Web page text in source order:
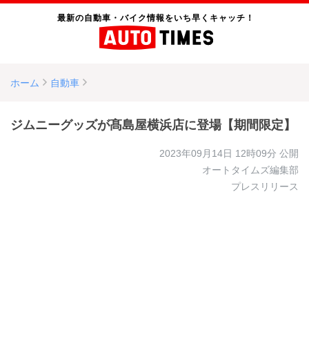
最新の自動車・バイク情報をいち早くキャッチ！
ホーム 自動車
ジムニーグッズが髙島屋横浜店に登場【期間限定】
2023年09月14日 12時09分 公開
オートタイムズ編集部
プレスリリース